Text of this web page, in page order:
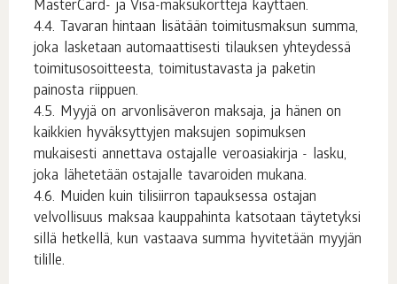
MasterCard- ja Visa-maksukortteja käyttäen.
Tavaran hintaan lisätään toimitusmaksun summa,
joka lasketaan automaattisesti tilauksen yhteydessä
toimitusosoitteesta, toimitustavasta ja paketin
painosta riippuen.
Myyjä on arvonlisäveron maksaja, ja hänen on
kaikkien hyväksyttyjen maksujen sopimuksen
mukaisesti annettava ostajalle veroasiakirja - lasku,
joka lähetetään ostajalle tavaroiden mukana.
Muiden kuin tilisiirron tapauksessa ostajan
velvollisuus maksaa kauppahinta katsotaan täytetyksi
sillä hetkellä, kun vastaava summa hyvitetään myyjän
tilille.